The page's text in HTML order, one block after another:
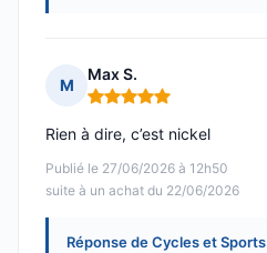
M
Max S.
Note : 5 sur 5
Publié le 27/06/2026 à 12h50
suite à un achat du 22/06/2026
Rien à dire, c’est nickel
Réponse de Cycles et Sports